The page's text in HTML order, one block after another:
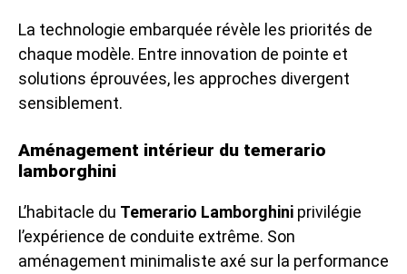
La technologie embarquée révèle les priorités de
chaque modèle. Entre innovation de pointe et
solutions éprouvées, les approches divergent
sensiblement.
Aménagement intérieur du temerario
lamborghini
L’habitacle du Temerario Lamborghini privilégie
l’expérience de conduite extrême. Son
aménagement minimaliste axé sur la performance